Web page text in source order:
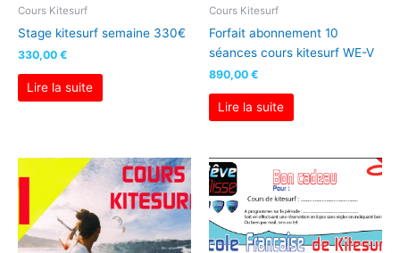
Cours Kitesurf
Stage kitesurf semaine 330€
330,00 €
Lire la suite
Cours Kitesurf
Forfait abonnement 10
séances cours kitesurf WE-V
890,00 €
Lire la suite